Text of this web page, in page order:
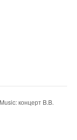
концерт B.B.